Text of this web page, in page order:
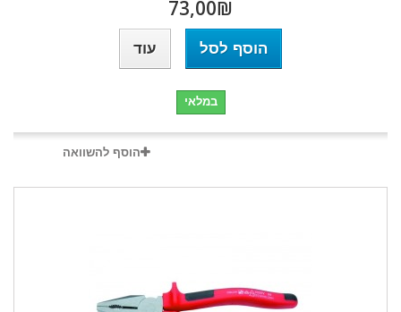
₪‎73,00
הוסף לסל עוד
במלאי
הוסף להשוואה